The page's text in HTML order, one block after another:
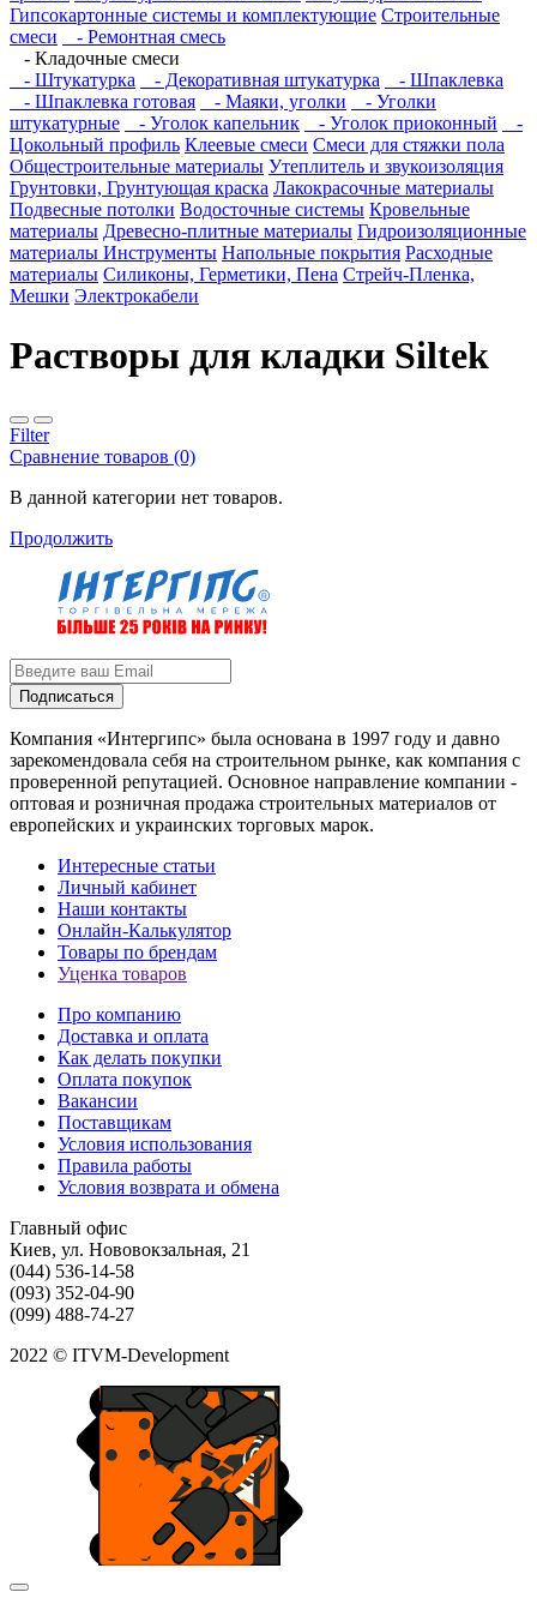
Гипсокартонные системы и комплектующие Строительные
смеси
- Ремонтная смесь
- Кладочные смеси
- Штукатурка
- Декоративная штукатурка
- Шпаклевка
- Шпаклевка готовая
- Маяки, уголки
- Уголки
штукатурные
- Уголок капельник - Уголок приоконный
-
Цокольный профиль Клеевые смеси Смеси для стяжки пола
Общестроительные материалы Утеплитель и звукоизоляция
Грунтовки, Грунтующая краска Лакокрасочные материалы
Подвесные потолки Водосточные системы Кровельные
материалы Древесно-плитные материалы Гидроизоляционные
материалы Инструменты Напольные покрытия Расходные
материалы Силиконы, Герметики, Пена Стрейч-Пленка,
Мешки Электрокабели
Растворы для кладки Siltek
Filter
Сравнение товаров (0)
В данной категории нет товаров.
Продолжить
Подписаться
Компания «Интергипс» была основана в 1997 году и давно
зарекомендовала себя на строительном рынке, как компания с
проверенной репутацией. Основное направление компании -
оптовая и розничная продажа строительных материалов от
европейских и украинских торговых марок.
Интересные статьи
Личный кабинет
Наши контакты
Онлайн-Калькулятор
Товары по брендам
Уценка товаров
Про компанию
Доставка и оплата
Как делать покупки
Оплата покупок
Вакансии
Поставщикам
Условия использования
Правила работы
Условия возврата и обмена
Главный офис
Киев, ул. Нововокзальная, 21
(044) 536-14-58
(093) 352-04-90
(099) 488-74-27
2022 © ITVM-Development